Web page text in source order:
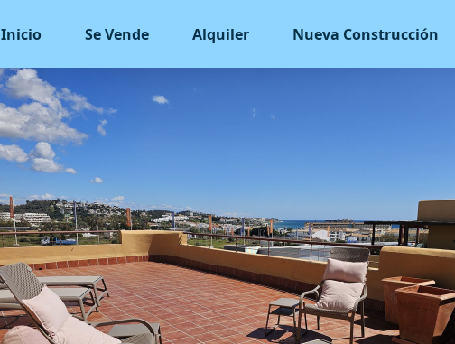
Inicio Se Vende Alquiler Nueva Construcción